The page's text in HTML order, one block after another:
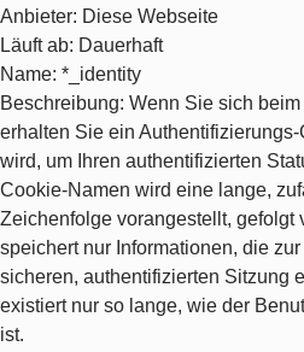
Anbieter: Diese Webseite
Läuft ab: Dauerhaft
Name: *_identity
Beschreibung: Wenn Sie sich
erhalten Sie ein
wird, um Ihren authentifizierten
Cookie-Namen wird eine lange,
Zeichenfolge vorangestellt, gefolgt
speichert nur Informationen, die
sicheren, authentifizierten Sitzung
existiert nur so lange, wie der
ist.